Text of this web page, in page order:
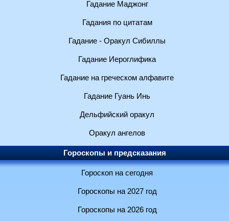
Гадание Маджонг
Гадания по цитатам
Гадание - Оракул Сибиллы
Гадание Иероглифика
Гадание на греческом алфавите
Гадание Гуань Инь
Дельфийский оракул
Оракул ангелов
Гороскопы и предсказания
Гороскоп на сегодня
Гороскопы на 2027 год
Гороскопы на 2026 год